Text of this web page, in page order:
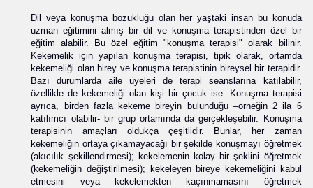
Dil veya konuşma bozukluğu olan her yaştaki insan bu konuda
uzman eğitimini almış bir dil ve konuşma terapistinden özel bir
eğitim alabilir. Bu özel eğitim "konuşma terapisi" olarak bilinir.
Kekemelik için yapılan konuşma terapisi, tipik olarak, ortamda
kekemeliği olan birey ve konuşma terapistinin bireysel bir terapidir.
Bazı durumlarda aile üyeleri de terapi seanslarına katılabilir,
özellikle de kekemeliği olan kişi bir çocuk ise. Konuşma terapisi
ayrıca, birden fazla kekeme bireyin bulunduğu –örneğin 2 ila 6
katılımcı olabilir- bir grup ortamında da gerçekleşebilir. Konuşma
terapisinin amaçları oldukça çeşitlidir. Bunlar, her zaman
kekemeliğin ortaya çıkamayacağı bir şekilde konuşmayı öğretmek
(akıcılık şekillendirmesi); kekelemenin kolay bir şeklini öğretmek
(kekemeliğin değiştirilmesi); kekeleyen bireye kekemeliğini kabul
etmesini veya kekelemekten kaçınmamasını öğretmek